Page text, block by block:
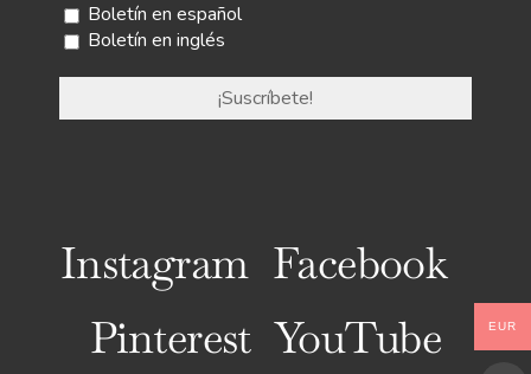
Boletín en español
Boletín en inglés
Instagram Facebook
Pinterest YouTube EUR